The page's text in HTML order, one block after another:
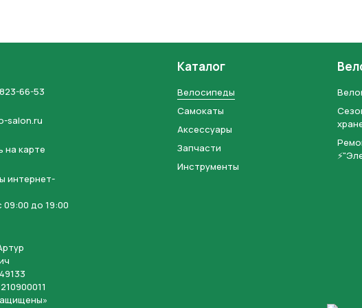
66-53
salon.ru
на карте
интернет-
до 19:00
Каталог
Велосипеды
Самокаты
Аксессуары
Запчасти
Инструменты